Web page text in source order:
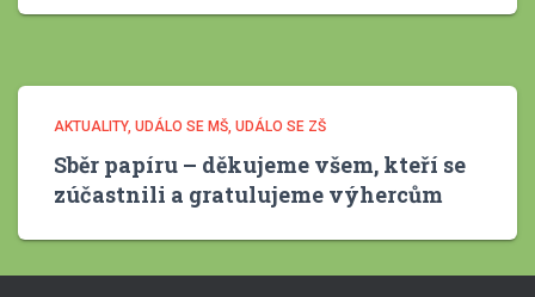
AKTUALITY UDÁLO SE MŠ UDÁLO SE ZŠ
Sběr papíru – děkujeme všem, kteří se
zúčastnili a gratulujeme výhercům